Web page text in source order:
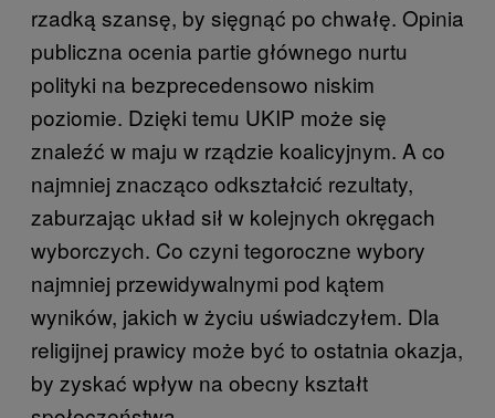
rzadką szansę, by sięgnąć po chwałę. Opinia
publiczna ocenia partie głównego nurtu
polityki na bezprecedensowo niskim
poziomie. Dzięki temu UKIP może się
znaleźć w maju w rządzie koalicyjnym. A co
najmniej znacząco odkształcić rezultaty,
zaburzając układ sił w kolejnych okręgach
wyborczych. Co czyni tegoroczne wybory
najmniej przewidywalnymi pod kątem
wyników, jakich w życiu uświadczyłem. Dla
religijnej prawicy może być to ostatnia okazja,
by zyskać wpływ na obecny kształt